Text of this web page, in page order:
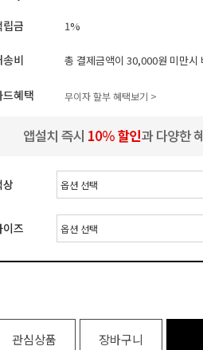
립금 1%
송비 총 결제금액이 30,000원 미만
드혜택 무이자 할부 혜택보기 >
상
이즈
관심상품 장바구니